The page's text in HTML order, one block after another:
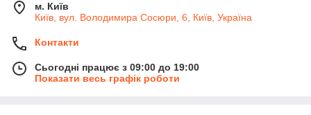
м. Київ
Київ, вул. Володимира Сосюри, 6, Київ, Україна
Контакти
Сьогодні працює з 09:00 до 19:00
Показати весь графік роботи